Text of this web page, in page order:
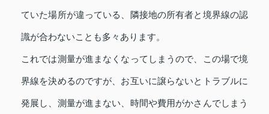
ていた場所が違っている、隣接地の所有者と境界線の認
識が合わないことも多々あります。
これでは測量が進まなくなってしまうので、この場で境
界線を決めるのですが、お互いに譲らないとトラブルに
発展し、測量が進まない、時間や費用がかさんでしまう